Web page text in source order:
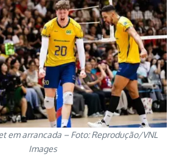
em arrancada – Foto: Reprodução/VNL
Images